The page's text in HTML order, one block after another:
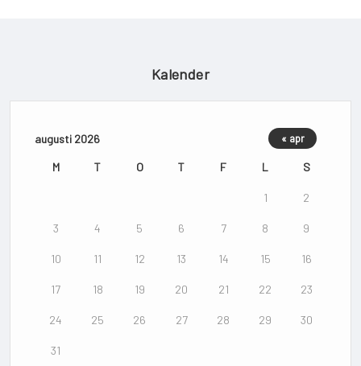
Kalender
augusti 2026
M T O T F L S
1 2
3 4 5 6 7 8 9
10 11 12 13 14 15 16
17 18 19 20 21 22 23
24 25 26 27 28 29 30
31
« apr